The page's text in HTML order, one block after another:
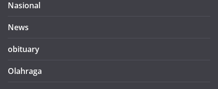
Nasional
News
obituary
Olahraga